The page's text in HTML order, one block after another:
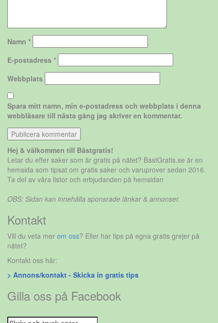
Namn *
E-postadress *
Webbplats
Spara mitt namn, min e-postadress och webbplats i denna
webbläsare till nästa gång jag skriver en kommentar.
Hej & välkommen till Bästgratis!
Letar du efter saker som är gratis på nätet? BastGratis.se är en
hemsida som tipsat om gratis saker och varuprover sedan 2016.
Ta del av våra listor och erbjudanden på hemsidan
OBS: Sidan kan innehålla sponsrade länkar & annonser.
Kontakt
Vill du veta mer om oss? Eller har tips på egna gratis grejer på
nätet?
Kontakt oss här:
> Annons/kontakt - Skicka in gratis tips
Gilla oss på Facebook
Sök